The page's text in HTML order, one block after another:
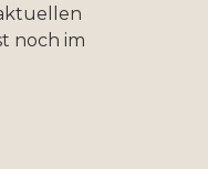
noch im